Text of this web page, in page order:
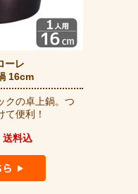
ーレ
16cm
クの卓上鍋。つ
て便利！
送料込